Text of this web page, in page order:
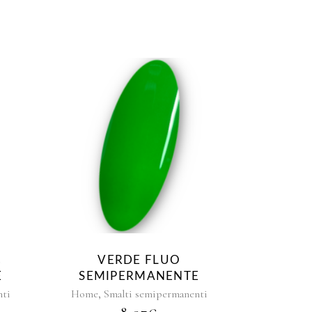
VERDE FLUO
SEMIPERMANENTE
Home, Smalti semipermanenti